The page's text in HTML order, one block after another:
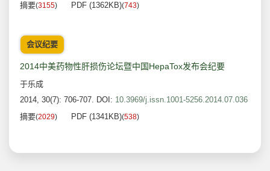
摘要(3155) PDF (1362KB)(743)
会议纪要
2014中美药物性肝损伤论坛暨中国HepaTox发布会纪要
于乐成
2014, 30(7): 706-707. DOI: 10.3969/j.issn.1001-5256.2014.07.036
摘要(2029) PDF (1341KB)(538)